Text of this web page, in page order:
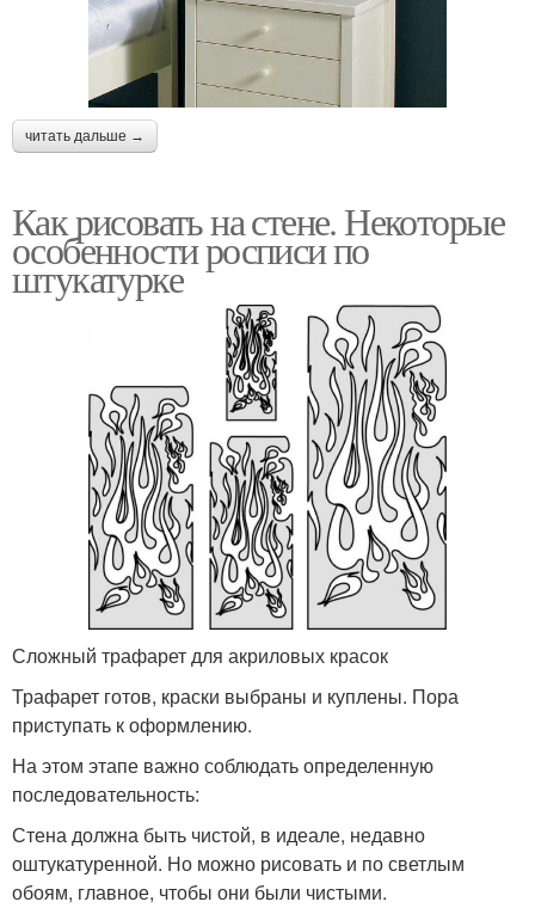
читать дальше →
Как рисовать на стене. Некоторые
особенности росписи по
штукатурке
Сложный трафарет для акриловых красок
Трафарет готов, краски выбраны и куплены. Пора
приступать к оформлению.
На этом этапе важно соблюдать определенную
последовательность:
Стена должна быть чистой, в идеале, недавно
оштукатуренной. Но можно рисовать и по светлым
обоям, главное, чтобы они были чистыми.